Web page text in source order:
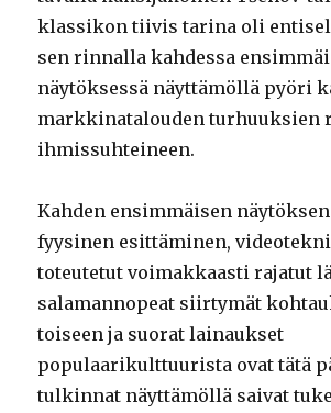
klassikon tiivis tarina oli
sen rinnalla kahdessa
näytöksessä näyttämöllä pyöri
markkinatalouden turhuuksien
ihmissuhteineen.
Kahden ensimmäisen näytöksen
fyysinen esittäminen,
toteutetut voimakkaasti rajatut
salamannopeat siirtymät
toiseen ja suorat lainaukset
populaarikulttuurista ovat tätä
tulkinnat näyttämöllä saivat